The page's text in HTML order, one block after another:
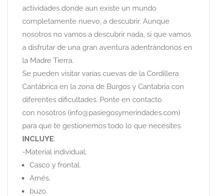
actividades donde aun existe un mundo
completamente nuevo, a descubrir. Aunque
nosotros no vamos a descubrir nada, si que vamos
a disfrutar de una gran aventura adentrándonos en
la Madre Tierra.
Se pueden visitar varias cuevas de la Cordillera
Cantábrica en la zona de Burgos y Cantabria con
diferentes dificultades. Ponte en contacto
con nosotros (info@pasiegosymerindades.com)
para que te gestionemos todo lo que necesites.
INCLUYE:
-Material individual;
Casco y frontal.
Arnés.
buzo.